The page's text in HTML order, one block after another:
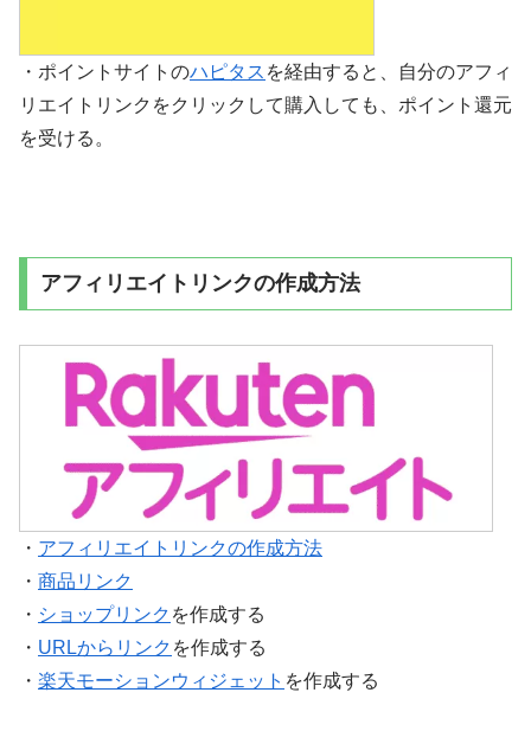
・ポイントサイトのハピタス を経由すると、自分のアフィ
リエイトリンクをクリックして購入しても、ポイント還元
を受ける。
アフィリエイトリンクの作成方法
・ アフィリエイトリンクの作成方法
・ 商品リンク
・ ショップリンク を作成する
・ URLからリンク を作成する
・ 楽天モーションウィジェット を作成する